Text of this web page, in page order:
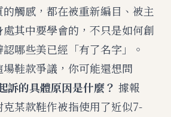
觸感，都在被重新編目、被主
其中要學會的，不只是如何創
哪些美已經「有了名字」。
鞋款爭議，你可能還想問
的具體原因是什麼？ 據報
某款鞋作被指使用了近似7-